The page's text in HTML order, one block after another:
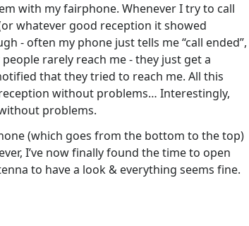
with my fairphone. Whenever I try to call
whatever good reception it showed
- often my phone just tells me “call ended”,
rarely reach me - they just get a
that they tried to reach me. All this
without problems… Interestingly,
problems.
(which goes from the bottom to the top)
I’ve now finally found the time to open
to have a look & everything seems fine.